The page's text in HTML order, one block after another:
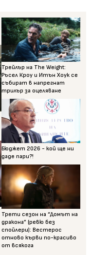
Трейлър на The Weight:
Ръсел Кроу и Итън Хоук се
събират в напрегнат
трилър за оцеляване
Бюджет 2026 - кой ще ни
даде пари?!
Трети сезон на “Домът на
дракона” (ревю без
спойлери): Вестерос
отново кърви по-красиво
от всякога